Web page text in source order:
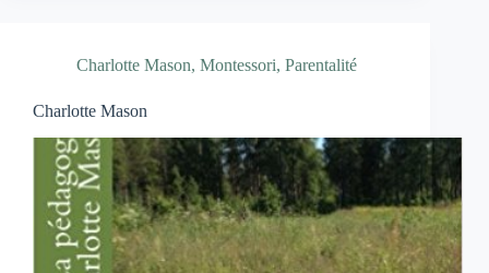
Charlotte Mason, Montessori, Parentalité
Charlotte Mason